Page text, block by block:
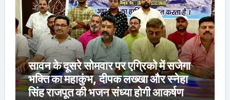
सावन के दूसरे सोमवार पर एग्रिको में सजेगा
भक्ति का महाकुंभ, दीपक लख्खा और स्नेहा
सिंह राजपूत की भजन संध्या होगी आकर्षण